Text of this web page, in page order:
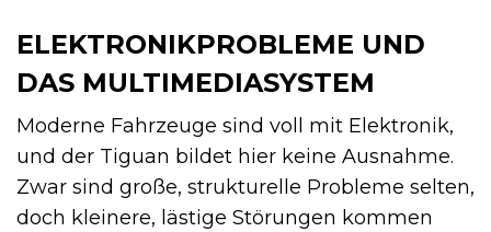
ELEKTRONIKPROBLEME UND
DAS MULTIMEDIASYSTEM
Moderne Fahrzeuge sind voll mit Elektronik,
und der Tiguan bildet hier keine Ausnahme.
Zwar sind große, strukturelle Probleme selten,
doch kleinere, lästige Störungen kommen